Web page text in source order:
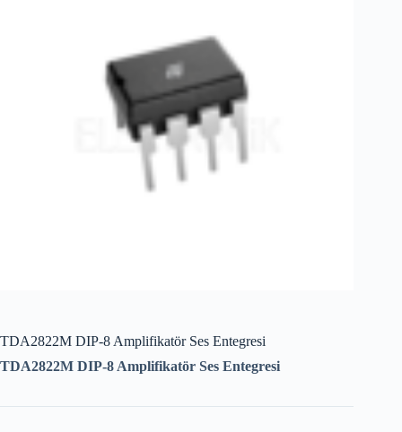
TDA2822M DIP-8 Amplifikatör Ses Entegresi
TDA2822M DIP-8 Amplifikatör Ses Entegresi